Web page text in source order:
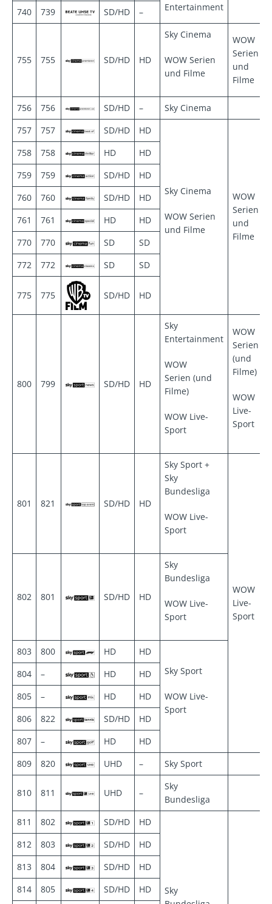
Entertainment
740 739 SD/HD –
755 755 SD/HD HD
Sky Cinema
WOW Serien
und Filme
WOW
Serien
und
Filme
756 756 SD/HD –
Sky Cinema
757
757 SD/HD HD
Sky Cinema
WOW Serien
und Filme
WOW
Serien
und
Filme
758 758 HD
HD
759
759 SD/HD
HD
760
760 SD/HD
HD
761
761 HD
HD
770
770 SD
SD
772
772 SD SD
775 775 SD/HD HD
800 799 SD/HD HD
Sky
Entertainment
WOW
Serien (und
Filme)
WOW Live-
Sport
WOW
Serien
(und
Filme)
WOW
Live-
Sport
801 821 SD/HD HD
Sky Sport +
Sky
Bundesliga
WOW Live-
Sport
WOW
Live-
Sport
802 801 SD/HD HD
Sky
Bundesliga
WOW Live-
Sport
803 800 HD
HD
Sky Sport
WOW Live-
Sport
804 – HD
HD
805
– HD
HD
806
822 SD/HD
HD
807
– HD
HD
809
820 UHD – Sky Sport
810 811 UHD –
Sky
Bundesliga
811
802 SD/HD HD
Sky
812 803 SD/HD
HD
813
804 SD/HD
HD
814
805 SD/HD HD